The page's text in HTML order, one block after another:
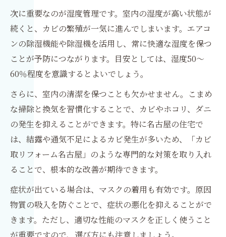
次に重要なのが湿度管理です。室内の湿度が高い状態が
続くと、カビの繁殖が一気に進んでしまいます。エアコ
ンの除湿機能や除湿機を活用し、常に快適な湿度を保つ
ことが予防につながります。目安としては、湿度50〜
60％程度を意識するとよいでしょう。
さらに、室内の清潔を保つことも欠かせません。こまめ
な掃除と換気を習慣化することで、カビやホコリ、ダニ
の発生を抑えることができます。特に名古屋の住宅で
は、結露や通気不足によるカビ発生が多いため、「カビ
取リフォーム名古屋」のような専門的な対策を取り入れ
ることで、根本的な改善が期待できます。
症状が出ている場合は、マスクの着用も有効です。原因
物質の吸入を防ぐことで、症状の悪化を抑えることがで
きます。ただし、適切な性能のマスクを正しく使うこと